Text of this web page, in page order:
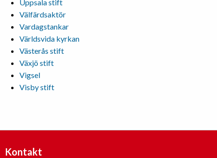
Uppsala stift
Välfärdsaktör
Vardagstankar
Världsvida kyrkan
Västerås stift
Växjö stift
Vigsel
Visby stift
Kontakt